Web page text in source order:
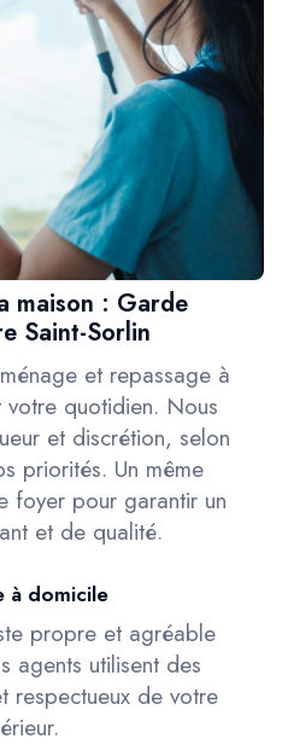
maison : Garde
Saint-Sorlin
et repassage à
quotidien. Nous
et discrétion, selon
priorités. Un même
foyer pour garantir un
et de qualité.
à domicile
propre et agréable
agents utilisent des
respectueux de votre